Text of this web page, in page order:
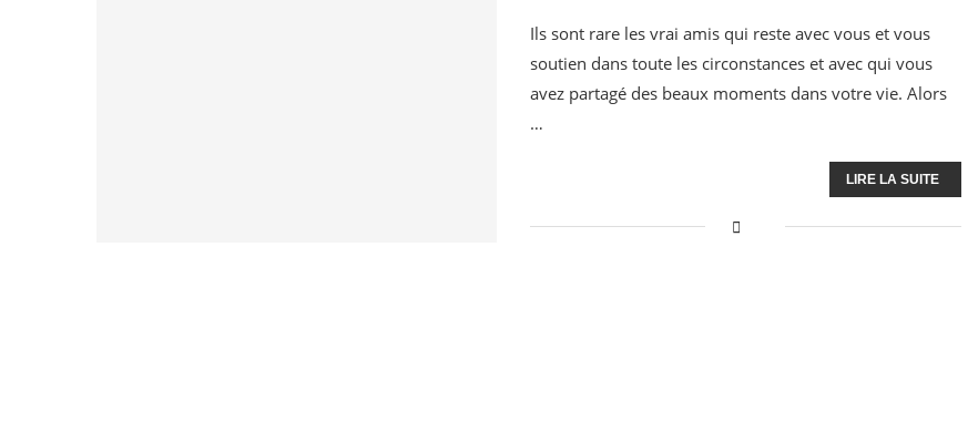
Ils sont rare les vrai amis qui reste avec vous et vous
soutien dans toute les circonstances et avec qui vous
avez partagé des beaux moments dans votre vie. Alors
…
LIRE LA SUITE